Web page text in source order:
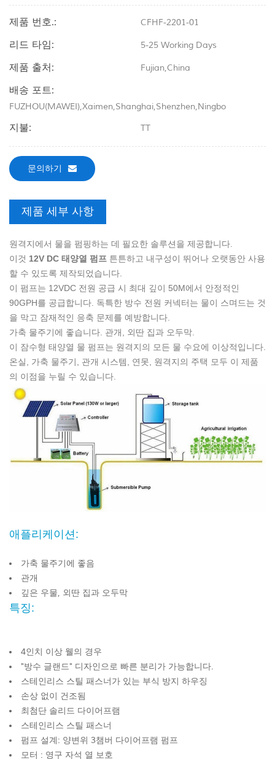
제품 번호.: CFHF-2201-01
리드 타임: 5-25 Working Days
제품 출처: Fujian,China
배송 포트:
FUZHOU(MAWEI),Xaimen,Shanghai,Shenzhen,Ningbo
지불: TT
문의하기
제품 세부 사항
원격지에서 물을 펌핑하는 데 필요한 솔루션을 제공합니다.
이것 12V DC 태양열 펌프 튼튼하고 내구성이 뛰어나 오랫동안 사용
할 수 있도록 제작되었습니다.
이 펌프는 12VDC 전원 공급 시 최대 깊이 50M에서 안정적인
90GPH를 공급합니다. 독특한 방수 전원 커넥터는 물이 스며드는 것
을 막고 잠재적인 응축 문제를 예방합니다.
가축 물주기에 좋습니다. 관개, 외딴 집과 오두막.
이 잠수형 태양열 물 펌프는 원격지의 모든 물 수요에 이상적입니다.
온실, 가축 물주기, 관개 시스템, 연못, 원격지의 주택 모두 이 제품
의 이점을 누릴 수 있습니다.
애플리케이션:
가축 물주기에 좋음
관개
깊은 우물, 외딴 집과 오두막
특징:
4인치 이상 웰의 경우
"방수 글랜드" 디자인으로 빠른 분리가 가능합니다.
스테인리스 스틸 패스너가 있는 부식 방지 하우징
손상 없이 건조됨
최첨단 솔리드 다이어프램
스테인리스 스틸 패스너
펌프 설계: 양변위 3챔버 다이어프램 펌프
모터 : 영구 자석 열 보호